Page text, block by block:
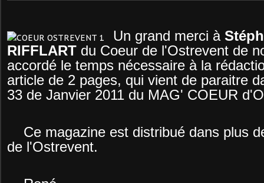
Un grand merci à
RIFFLART du Coeur de l'Ostrevent de
accordé le temps nécessaire à la
article de 2 pages, qui vient de paraitre
33 de Janvier 2011 du MAG' COEUR
Ce magazine est distribué dans plus
de l'Ostrevent.